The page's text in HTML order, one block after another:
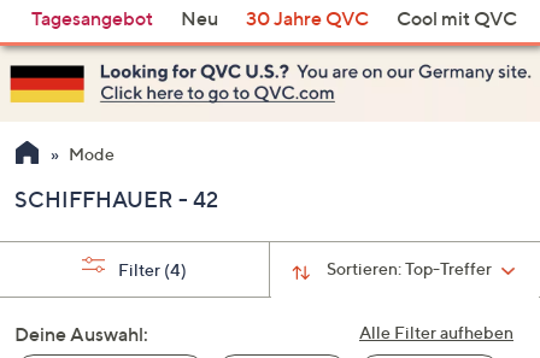
du
heute?
Vorschläge
verfügbar
sind,
verwenden
Sie
Pfeiltasten
nach
und
nach
unten
Tagesangebot Neu 30 Jahre QVC Cool mit QVC
Mode
SCHIFFHAUER - 42
Sortieren:Top-Treffer
Filter (4)
Alle Filter aufheben
Deine Auswahl: